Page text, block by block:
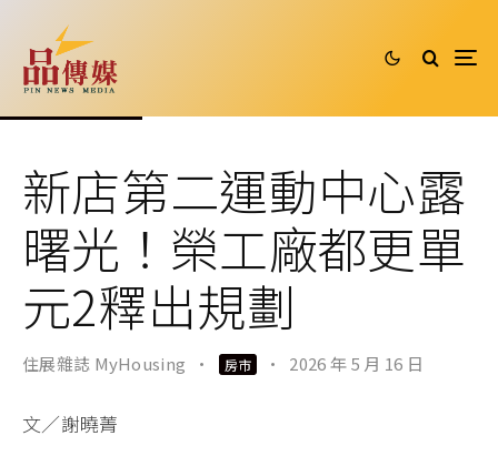
新店第二運動中心露
曙光！榮工廠都更單
元2釋出規劃
住展雜誌 MyHousing · 房市 · 2026 年 5 月 16 日
文／謝曉菁